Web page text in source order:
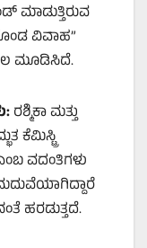
ವಿವಾಹ”
ಮೂಡಿಸಿದೆ.
ರಶ್ಮಿಕಾ ಮತ್ತು
ಕೆಮಿಸ್ಟ್ರಿ
ಎಂಬ ವದಂತಿಗಳು
ಹರಡುತ್ತದೆ.